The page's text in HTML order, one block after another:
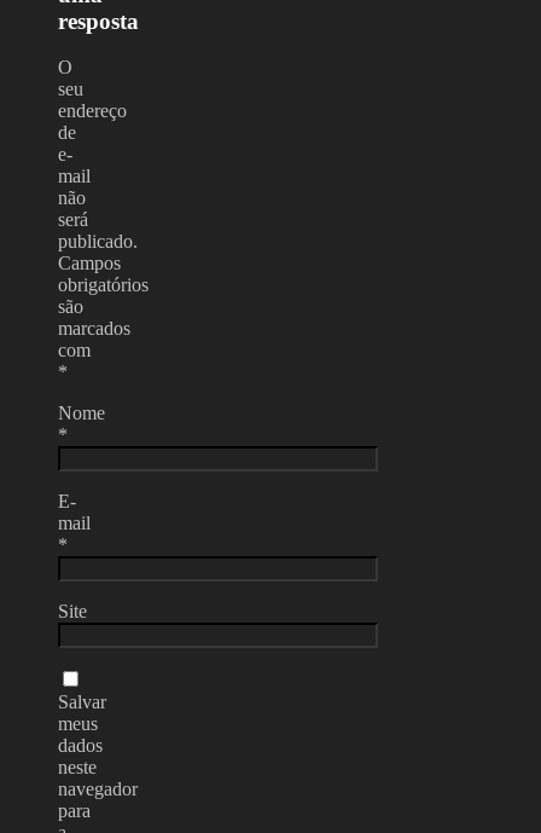
resposta
O
seu
endereço
de
e-
mail
não
será
publicado.
Campos
obrigatórios
são
marcados
com
*
Nome
*
E-
mail
*
Site
Salvar
meus
dados
neste
navegador
para